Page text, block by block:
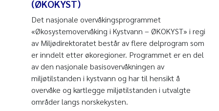
(ØKOKYST)
Det nasjonale overvåkingsprogrammet
«Økosystemovervåking i Kystvann – ØKOKYST» i regi
av Miljødirektoratet består av flere delprogram som
er inndelt etter økoregioner. Programmet er en del
av den nasjonale basisovervåkningen av
miljøtilstanden i kystvann og har til hensikt å
overvåke og kartlegge miljøtilstanden i utvalgte
områder langs norskekysten.